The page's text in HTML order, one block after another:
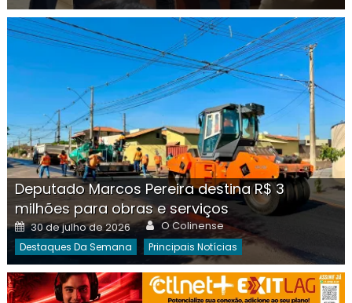
Deputado Marcos Pereira destina R$ 3
milhões para obras e serviços
Posted
on
30 de julho de 2026 Author
O Colinense
Destaques Da Semana Principais Notícias